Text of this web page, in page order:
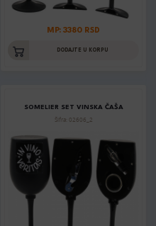
MP: 3380 RSD
DODAJTE U KORPU
SOMELIER SET VINSKA ČAŠA
Šifra: 02606_2